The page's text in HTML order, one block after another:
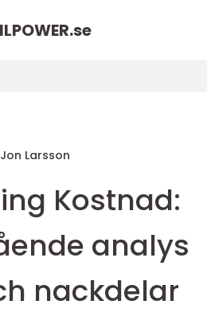
se
Jon Larsson
Kostnad:
analys
nackdelar